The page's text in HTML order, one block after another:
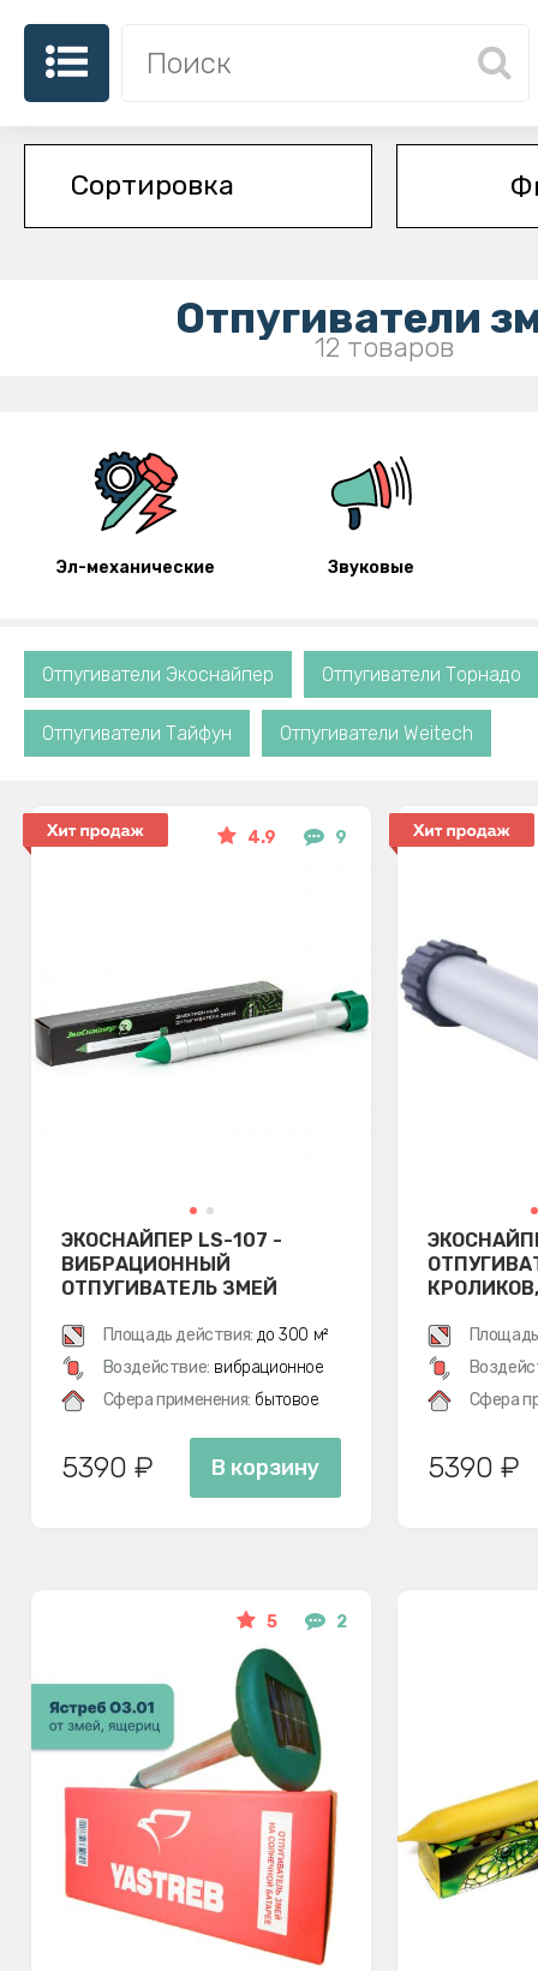
Отпугиватели
12 товаров
Эл-механические Звуковые
Отпугиватели Экоснайпер Отпугиватели Торнадо
Отпугиватели Тайфун Отпугиватели Weitech
4.9 9
ЭКОСНАЙПЕР LS-107 -
ВИБРАЦИОННЫЙ
ОТПУГИВАТЕЛЬ ЗМЕЙ
Площадь действия: до 300 м²
Воздействие: вибрационное
Сфера применения: бытовое
5390 ₽ В корзину
Сфера
5390 ₽
5 2